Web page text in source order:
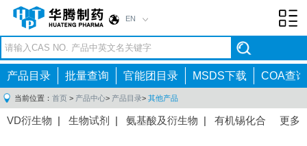
EN
产品目录 批量查询 官能团目录 MSDS下载 COA查询
当前位置： 首页 > 产品中心> 产品目录> 其他产品
更多
VD衍生物 | 生物试剂 | 氨基酸及衍生物 | 有机锡化合